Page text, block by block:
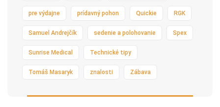
pre výdajne prídavný pohon Quickie RGK
Samuel Andrejčík sedenie a polohovanie Spex
Sunrise Medical Technické tipy
Tomáš Masaryk znalosti Zábava